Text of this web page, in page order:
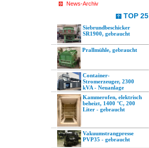
News-Archiv
TOP 25
Siebrundbeschicker
SR1900, gebraucht
Prallmühle, gebraucht
Container-
Stromerzeuger, 2300
kVA - Neuanlage
Kammerofen, elektrisch
beheizt, 1400 °C, 200
Liter - gebraucht
Vakuumstrangpresse
PVP35 - gebraucht